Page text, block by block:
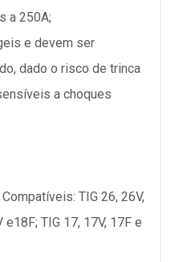
a 250A;
e devem ser
dado o risco de trinca
a choques
TIG 26, 26V,
TIG 17, 17V, 17F e